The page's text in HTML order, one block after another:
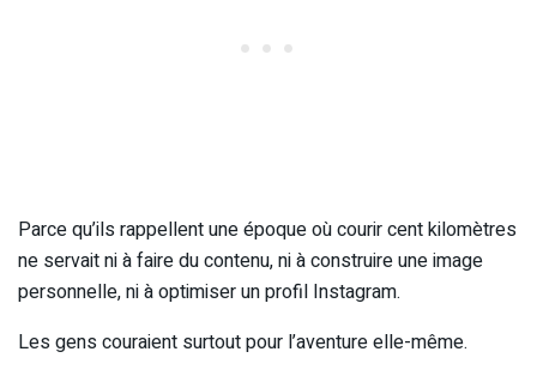
Parce qu’ils rappellent une époque où courir cent kilomètres
ne servait ni à faire du contenu, ni à construire une image
personnelle, ni à optimiser un profil Instagram.
Les gens couraient surtout pour l’aventure elle-même.